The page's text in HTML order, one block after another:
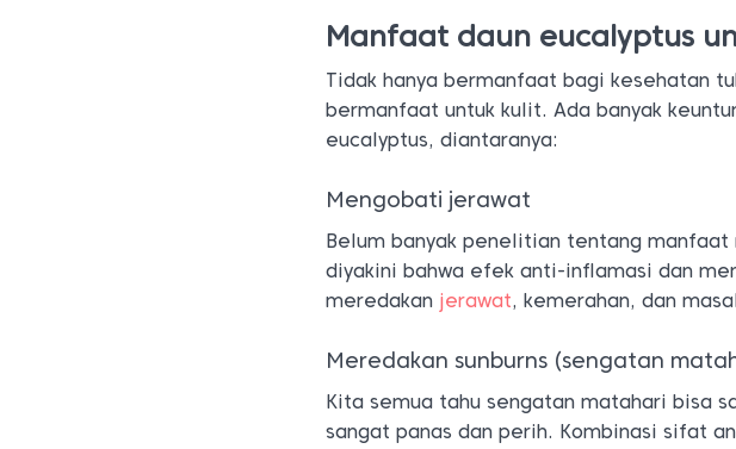
Manfaat daun eucalyptus
Tidak hanya bermanfaat bagi kesehatan
bermanfaat untuk kulit. Ada banyak
eucalyptus, diantaranya:
Mengobati jerawat
Belum banyak penelitian tentang
diyakini bahwa efek anti-inflamasi dan
meredakan jerawat, kemerahan, dan
Meredakan sunburns (sengatan
Kita semua tahu sengatan matahari bisa
sangat panas dan perih. Kombinasi sifat